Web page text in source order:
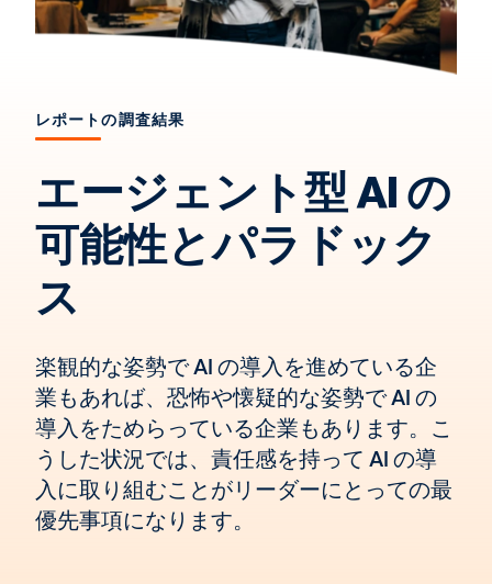
レポートの調査結果
エージェント型 AI の
可能性とパラドック
ス
楽観的な姿勢で AI の導入を進めている企
業もあれば、恐怖や懐疑的な姿勢で AI の
導入をためらっている企業もあります。こ
うした状況では、責任感を持って AI の導
入に取り組むことがリーダーにとっての最
優先事項になります。